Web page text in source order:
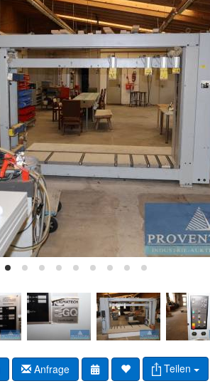
Anfrage Teilen